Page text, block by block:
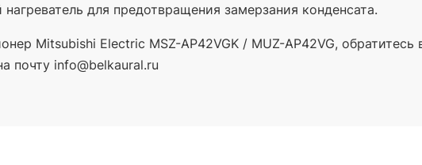
для предотвращения замерзания конденсата.
Mitsubishi Electric MSZ-AP42VGK / MUZ-AP42VG,
почту info@belkaural.ru